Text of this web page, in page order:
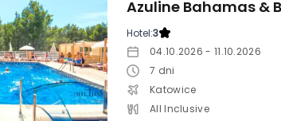
Hotel:3
04.10.2026 - 11.10.2026
7 dni
Katowice
All Inclusive